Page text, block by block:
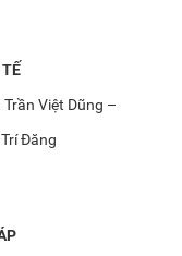
Trần Việt Dũng –
Đăng